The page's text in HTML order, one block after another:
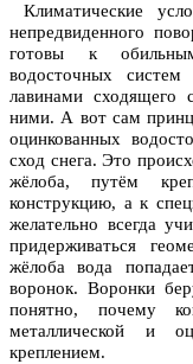
Климатические
непредвиденного
готовы к
водосточных
лавинами сходящего
ними. А вот сам
оцинкованных
сход снега. Это
жёлоба, путём
конструкцию, а к
желательно всегда
придерживаться
жёлоба вода
воронок. Воронки
понятно, почему
металлической и
креплением.